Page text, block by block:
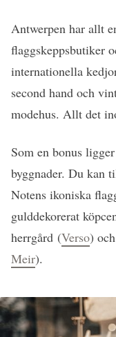
Antwerpen har allt
flaggskeppsbutiker
internationella
second hand och
modehus. Allt det
Som en bonus
byggnader. Du kan
Notens ikoniska
gulddekorerat
herrgård (Verso)
Meir).